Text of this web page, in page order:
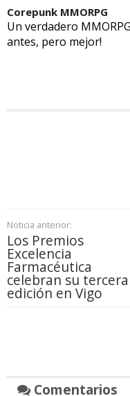
Corepunk MMORPG
Un verdadero
antes, pero mejor!
Noticia anterior:
Los Premios
Excelencia
Farmacéutica
celebran su tercera
edición en Vigo
Comentarios